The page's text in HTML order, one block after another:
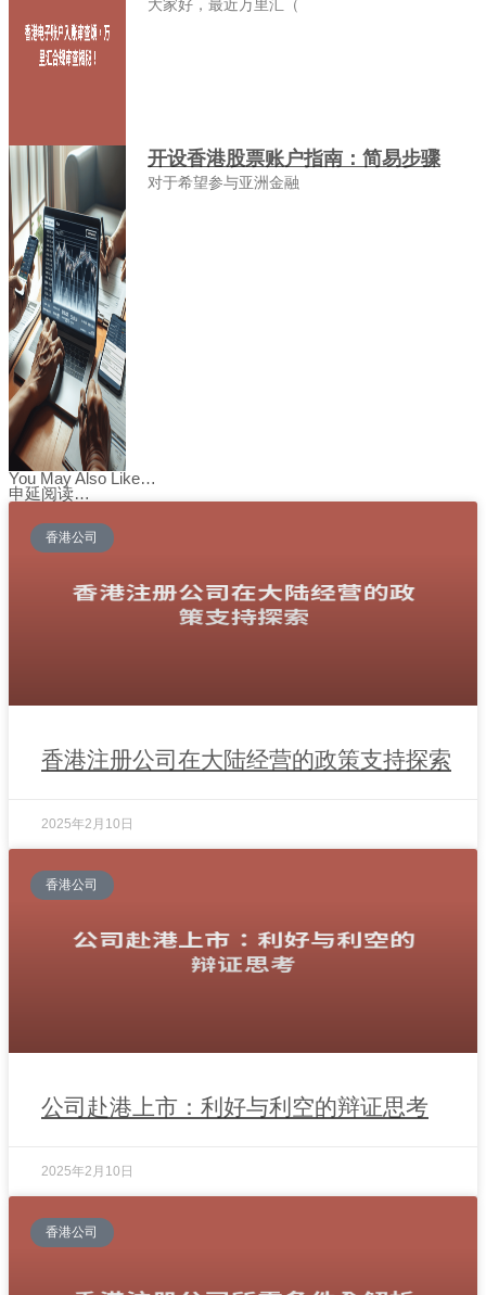
大家好，最近万里汇（
开设香港股票账户指南：简易步骤
对于希望参与亚洲金融
You May Also Like…
申延阅读…
香港公司
香港注册公司在大陆经营的政策支持探索
2025年2月10日
香港公司
公司赴港上市：利好与利空的辩证思考
2025年2月10日
香港公司